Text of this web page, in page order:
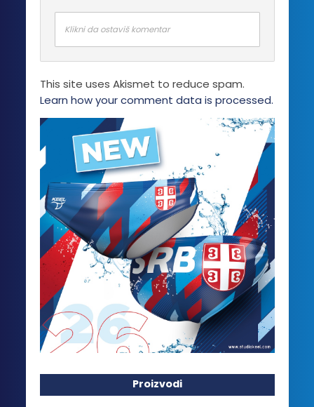
Klikni da ostaviš komentar
This site uses Akismet to reduce spam.
Learn how your comment data is processed.
Proizvodi